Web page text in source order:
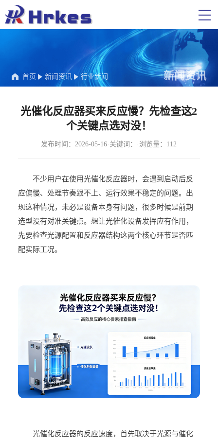
首页 新闻资讯 行业新闻 新闻资讯
光催化反应器买来反应慢？先检查这2
个关键点选对没！
发布时间：2026-05-16· 关键词： · 浏览量：112
不少用户在使用光催化反应器时，会遇到启动后反
应偏慢、处理节奏跟不上、运行效果不稳定的问题。出
现这种情况，未必是设备本身有问题，很多时候是前期
选型没有对准关键点。想让光催化设备发挥应有作用，
先要检查光源配置和反应器结构这两个核心环节是否匹
配实际工况。
光催化反应器的反应速度，首先取决于光源与催化